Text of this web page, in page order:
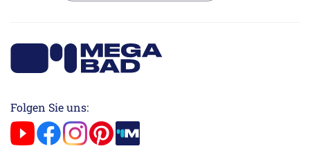
Folgen Sie uns: